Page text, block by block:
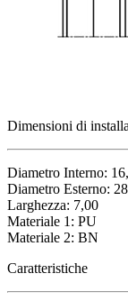
Dimensioni di
Diametro Interno:
Diametro Esterno:
Larghezza: 7,00
Materiale 1: PU
Materiale 2: BN
Caratteristiche